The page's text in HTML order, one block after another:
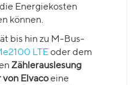
Energiekosten
können.
bis hin zu M-Bus-
LTEoder dem
Zählerauslesung
Elvacoeine